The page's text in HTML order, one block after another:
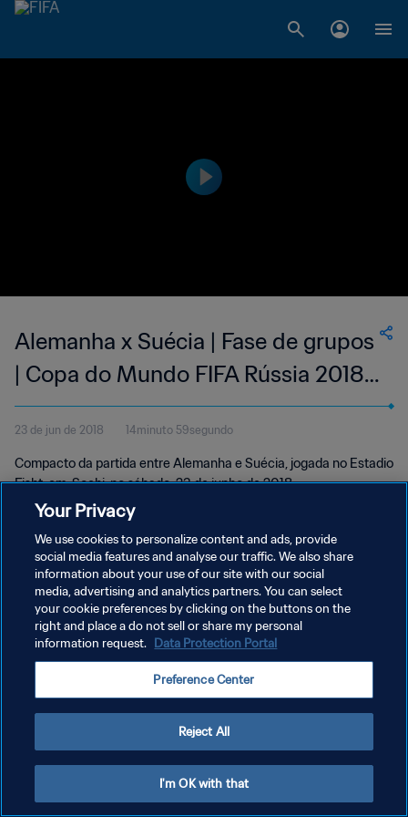
Alemanha x Suécia | Fase de grupos
| Copa do Mundo FIFA Rússia 2018 |
Compacto
23 de jun de 2018 14minuto 59segundo
Compacto da partida entre Alemanha e Suécia, jogada no Estadio
Fisht, em, Sochi, no sábado, 23 de junho de 2018.
POLÍTICA DE PRIVACIDADE
TERMOS DE SERVIÇO
ADMINISTRAR AS PREFERÊNCIAS DE COOKIES
Your Privacy
We use cookies to personalize content and ads, provide
social media features and analyse our traffic. We also share
information about your use of our site with our social
media, advertising and analytics partners. You can select
your cookie preferences by clicking on the buttons on the
right and place a do not sell or share my personal
information request. Data Protection Portal
Preference Center
Reject All
I'm OK with that